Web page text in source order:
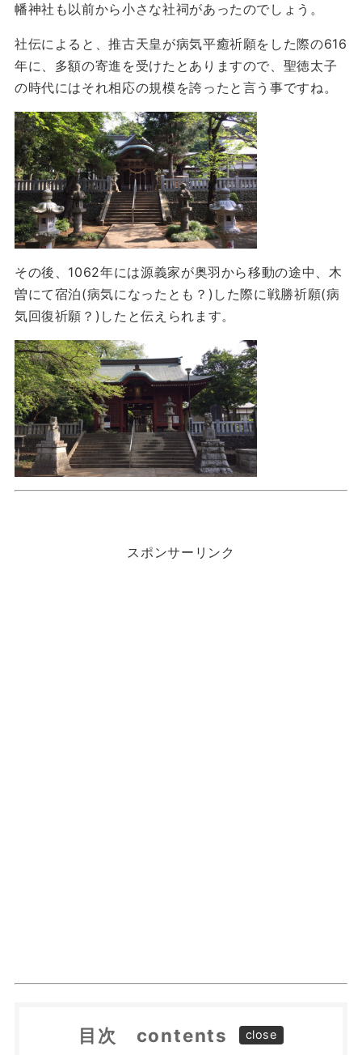
幡神社も以前から小さな社祠があったのでしょう。
社伝によると、推古天皇が病気平癒祈願をした際の616
年に、多額の寄進を受けたとありますので、聖徳太子
の時代にはそれ相応の規模を誇ったと言う事ですね。
その後、1062年には源義家が奥羽から移動の途中、木
曽にて宿泊(病気になったとも？)した際に戦勝祈願(病
気回復祈願？)したと伝えられます。
スポンサーリンク
目次 contents